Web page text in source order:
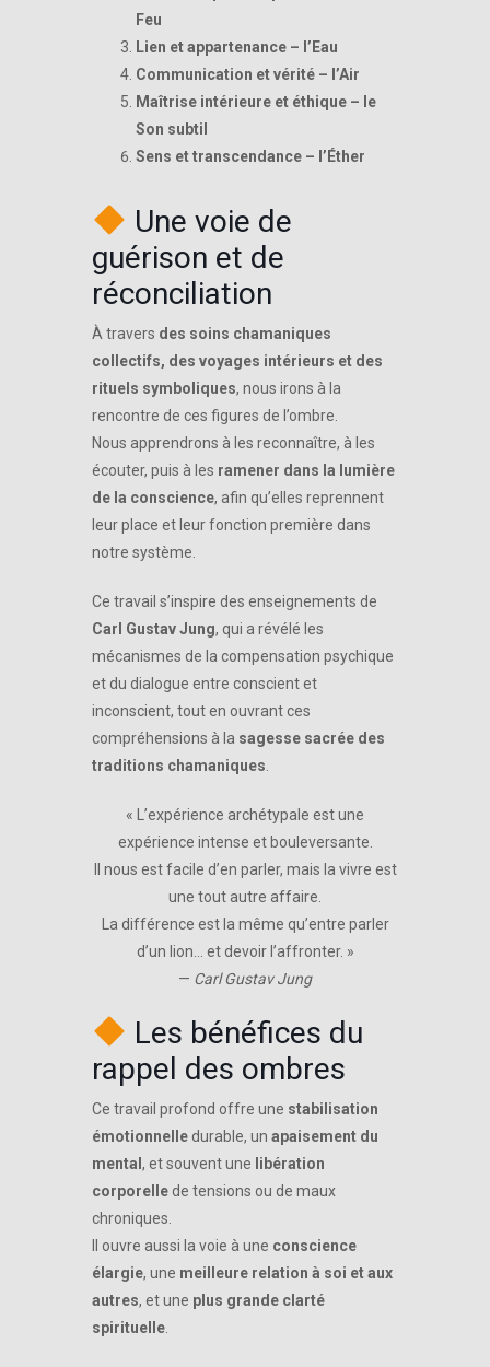
Feu
Lien et appartenance – l’Eau
Communication et vérité – l’Air
Maîtrise intérieure et éthique – le
Son subtil
Sens et transcendance – l’Éther
Une voie de
guérison et de
réconciliation
À travers des soins chamaniques
collectifs, des voyages intérieurs et des
rituels symboliques, nous irons à la
rencontre de ces figures de l’ombre.
Nous apprendrons à les reconnaître, à les
écouter, puis à les ramener dans la lumière
de la conscience, afin qu’elles reprennent
leur place et leur fonction première dans
notre système.
Ce travail s’inspire des enseignements de
Carl Gustav Jung, qui a révélé les
mécanismes de la compensation psychique
et du dialogue entre conscient et
inconscient, tout en ouvrant ces
compréhensions à la sagesse sacrée des
traditions chamaniques
« L’expérience archétypale est une
expérience intense et bouleversante.
Il nous est facile d’en parler, mais la vivre est
une tout autre affaire.
La différence est la même qu’entre parler
d’un lion… et devoir l’affronter. »
— Carl Gustav Jung
Les bénéfices du
rappel des ombres
Ce travail profond offre une stabilisation
émotionnelle durable, un apaisement du
mental , et souvent une libération
corporelle de tensions ou de maux
chroniques.
Il ouvre aussi la voie à une conscience
élargie, une meilleure relation à soi et aux
autres, et une plus grande clarté
spirituelle